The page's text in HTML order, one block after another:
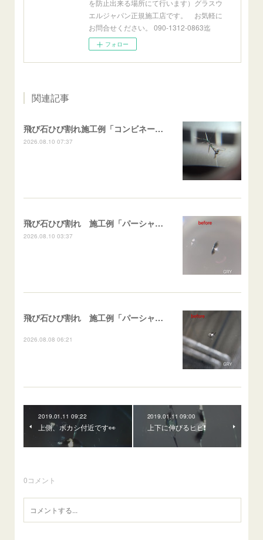
を防止出来る場所にて行います）グラスウ
エルジャパン正規施工店です。 お気軽に
お問合せください。 090-1312-0863迄
フォロー
関連記事
飛び石ひび割れ施工例「コンビネーション系・近接２箇所/キケンゾーン範囲」N BOX
2026.08.10 07:37
飛び石ひび割れ 施工例「パーシャル系ハーフムーン系」ハイエース
2026.08.10 03:37
飛び石ひび割れ 施工例「パーシャル系・衝撃点範囲ハマカケ」エスティマ
2026.08.08 06:21
2019.01.11 09:22
上側、ボカシ付近です👀
2019.01.11 09:00
上下に伸びるヒビ❗
0コメント